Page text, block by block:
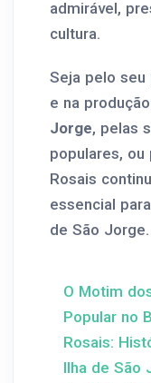
admirável,
cultura.
Seja pelo seu
e na
Jorge, pelas
populares,
Rosais
essencial
de São Jorge.
O Motim
Popular no
Rosais:
Ilha de São